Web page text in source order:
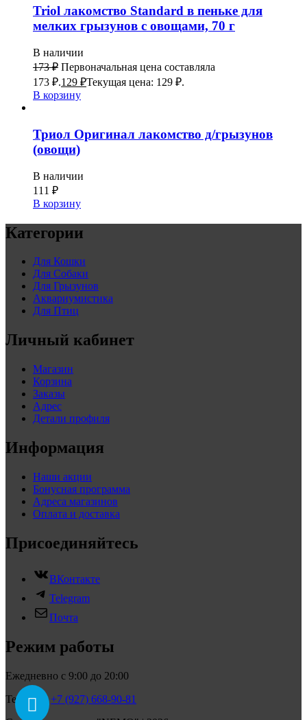
Triol лакомство Standard в пеньке для
мелких грызунов с овощами, 70 г
В наличии
173₽ Первоначальная цена составляла
173 ₽.129 ₽Текущая цена: 129 ₽.
В корзину
Триол Оригинал лакомство д/грызунов
(овощи)
В наличии
111 ₽
В корзину
Категории
Для Кошки
Для Собаки
Для Грызунов
Аквариумистика
Для Птиц
Личный кабинет
Магазин
Корзина
Заказы
Адрес
Детали профиля
Информация
Наши акции
Бонусная программа
Адреса магазинов
Оплата и доставка
Присоединяйтесь
ВКонтакте
Telegram
Почта
Режим работы
Ежедневно с 9:00 до 20:00
Телефон:+7 (927) 668-90-81